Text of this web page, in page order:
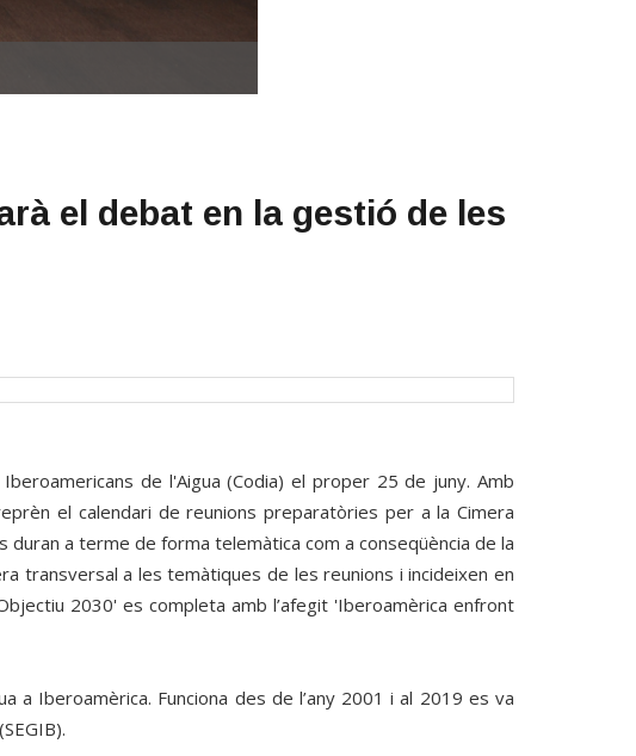
el debat en la gestió de les
de l'Aigua (Codia) el proper 25 de juny. Amb
el calendari de reunions preparatòries per a la Cimera
a terme de forma telemàtica com a conseqüència de la
transversal a les temàtiques de les reunions i incideixen en
2030' es completa amb l’afegit 'Iberoamèrica enfront
a Iberoamèrica. Funciona des de l’any 2001 i al 2019 es va